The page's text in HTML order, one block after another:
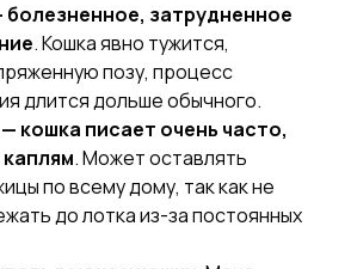
болезненное, затрудненное
. Кошка явно тужится,
позу, процесс
длится дольше обычного.
кошка писает очень часто,
. Может оставлять
по всему дому, так как не
до лотка из-за постоянных